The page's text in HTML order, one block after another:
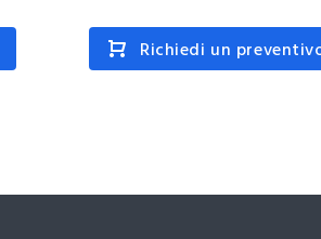
Richiedi un